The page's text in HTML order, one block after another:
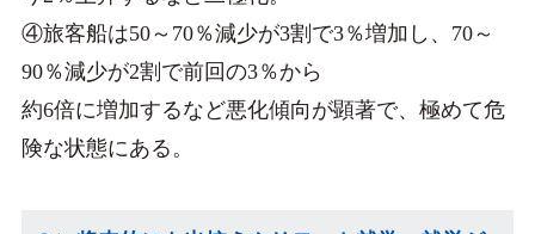
④旅客船は50～70％減少が3割で3％増加し、70～
90％減少が2割で前回の3％から
約6倍に増加するなど悪化傾向が顕著で、極めて危
険な状態にある。